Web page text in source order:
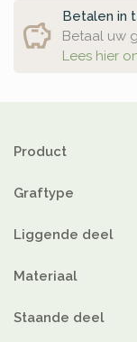
Betalen in
Betaal uw
Lees hier
Product
Graftype
Liggende deel
Materiaal
Staande deel